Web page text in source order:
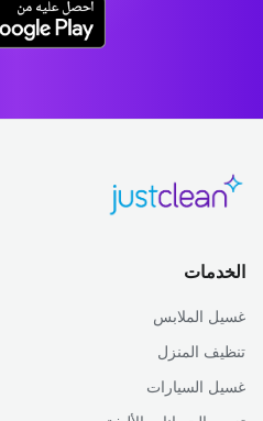
الخدمات
غسيل الملابس
تنظيف المنزل
غسيل السيارات